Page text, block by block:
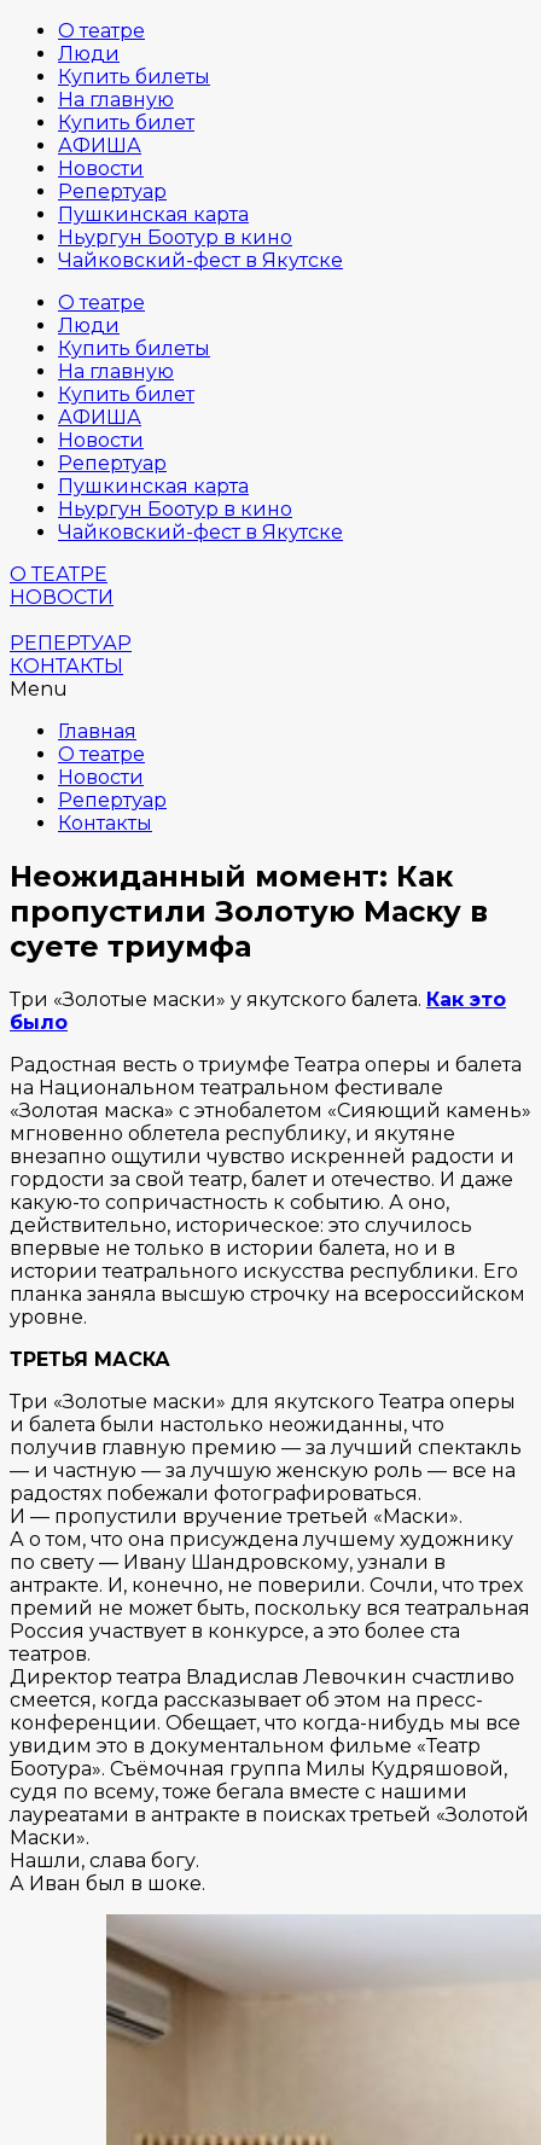
О театре
Люди
Купить билеты
На главную
Купить билет
АФИША
Новости
Репертуар
Пушкинская карта
Ньургун Боотур в кино
Чайковский-фест в Якутске
О театре
Люди
Купить билеты
На главную
Купить билет
АФИША
Новости
Репертуар
Пушкинская карта
Ньургун Боотур в кино
Чайковский-фест в Якутске
О ТЕАТРЕ
НОВОСТИ
РЕПЕРТУАР
КОНТАКТЫ
Menu
Главная
О театре
Новости
Репертуар
Контакты
Неожиданный момент: Как
пропустили Золотую Маску в
суете триумфа
Три «Золотые маски» у якутского балета. Как это
было
Радостная весть о триумфе Театра оперы и балета
на Национальном театральном фестивале
«Золотая маска» с этнобалетом «Сияющий камень»
мгновенно облетела республику, и якутяне
внезапно ощутили чувство искренней радости и
гордости за свой театр, балет и отечество. И даже
какую-то сопричастность к событию. А оно,
действительно, историческое: это случилось
впервые не только в истории балета, но и в
истории театрального искусства республики. Его
планка заняла высшую строчку на всероссийском
уровне.
ТРЕТЬЯ МАСКА
Три «Золотые маски» для якутского Театра оперы
и балета были настолько неожиданны, что
получив главную премию — за лучший спектакль
— и частную — за лучшую женскую роль — все на
радостях побежали фотографироваться.
И — пропустили вручение третьей «Маски».
А о том, что она присуждена лучшему художнику
по свету — Ивану Шандровскому, узнали в
антракте. И, конечно, не поверили. Сочли, что трех
премий не может быть, поскольку вся театральная
Россия участвует в конкурсе, а это более ста
театров.
Директор театра Владислав Левочкин счастливо
смеется, когда рассказывает об этом на пресс-
конференции. Обещает, что когда-нибудь мы все
увидим это в документальном фильме «Театр
Боотура». Съёмочная группа Милы Кудряшовой,
судя по всему, тоже бегала вместе с нашими
лауреатами в антракте в поисках третьей «Золотой
Маски».
Нашли, слава богу.
А Иван был в шоке.